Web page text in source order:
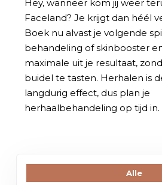
Hey, wanneer kom jij weer
Faceland? Je krijgt dan héél
Boek nu alvast je volgende
behandeling of skinbooster
maximale uit je resultaat,
buidel te tasten. Herhalen is
langdurig effect, dus plan je
herhaalbehandeling op tijd in.
Alle